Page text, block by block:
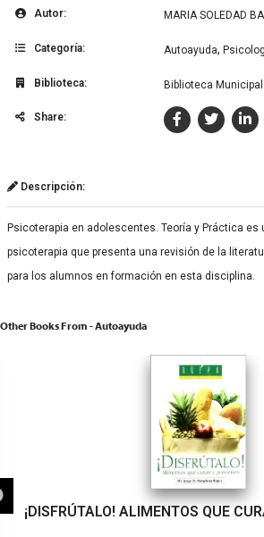
Autor: MARIA SOLEDAD
Categoría: Autoayuda,
Biblioteca: Biblioteca
Share:
Descripción:
Psicoterapia en adolescentes. Teoría y Práctica es
psicoterapia que presenta una revisión de la
para los alumnos en formación en esta disciplina.
Other Books From - Autoayuda
¡DISFRÚTALO! ALIMENTOS QUE